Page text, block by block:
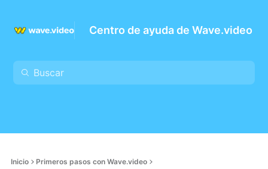
Centro de ayuda de Wave.video
Inicio Primeros pasos con Wave.video